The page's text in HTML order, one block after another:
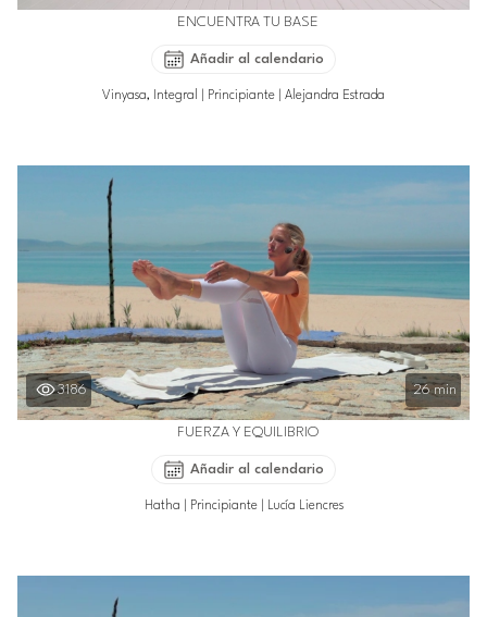
ENCUENTRA TU BASE
Añadir al calendario
Vinyasa, Integral Principiante Alejandra Estrada
3186 26 min
FUERZA Y EQUILIBRIO
Añadir al calendario
Hatha Principiante Lucía Liencres